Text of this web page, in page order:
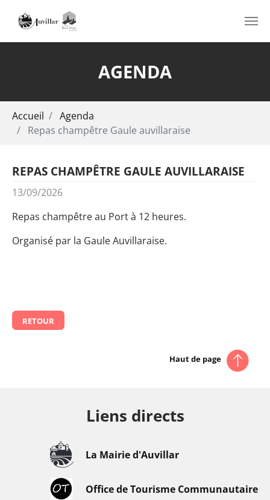
AGENDA
Accueil
Agenda
Repas champêtre Gaule auvillaraise
REPAS CHAMPÊTRE GAULE AUVILLARAISE
13/09/2026
Repas champêtre au Port à 12 heures.
Organisé par la Gaule Auvillaraise.
RETOUR
Haut de page
Liens directs
La Mairie d'Auvillar
Office de Tourisme Communautaire